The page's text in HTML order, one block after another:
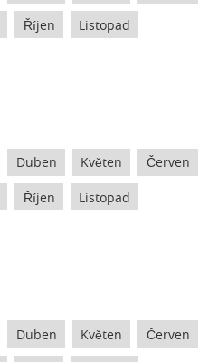
Říjen Listopad
Duben Květen Červen
Říjen Listopad
Duben Květen Červen